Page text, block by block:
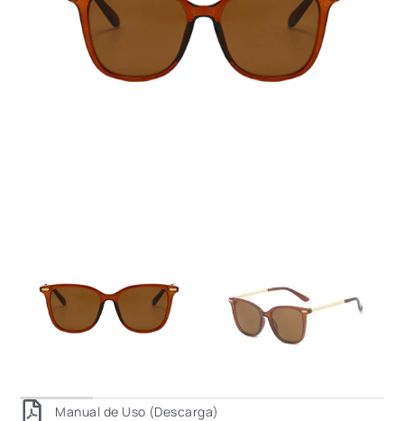
Manual de Uso (Descarga)